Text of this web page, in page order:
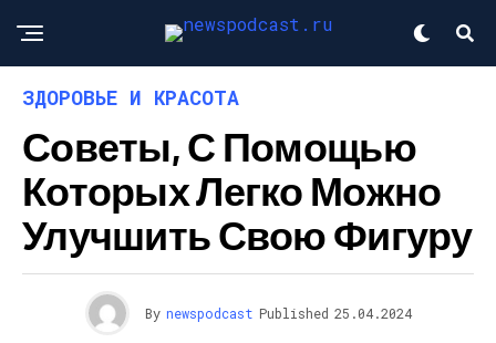
ЗДОРОВЬЕ И КРАСОТА
Советы, С Помощью
Которых Легко Можно
Улучшить Свою Фигуру
By newspodcast Published 25.04.2024